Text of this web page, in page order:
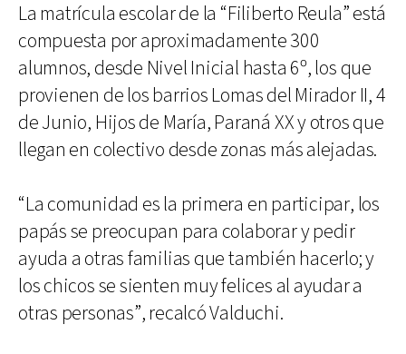
La matrícula escolar de la “Filiberto Reula” está
compuesta por aproximadamente 300
alumnos, desde Nivel Inicial hasta 6º, los que
provienen de los barrios Lomas del Mirador II, 4
de Junio, Hijos de María, Paraná XX y otros que
llegan en colectivo desde zonas más alejadas.
“La comunidad es la primera en participar, los
papás se preocupan para colaborar y pedir
ayuda a otras familias que también hacerlo; y
los chicos se sienten muy felices al ayudar a
otras personas”, recalcó Valduchi.